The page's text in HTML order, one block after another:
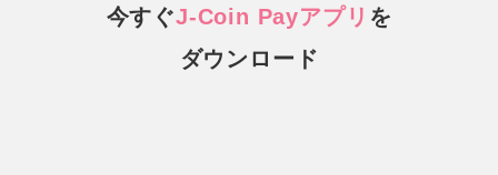
今すぐJ-Coin Payアプリ を
ダウンロード